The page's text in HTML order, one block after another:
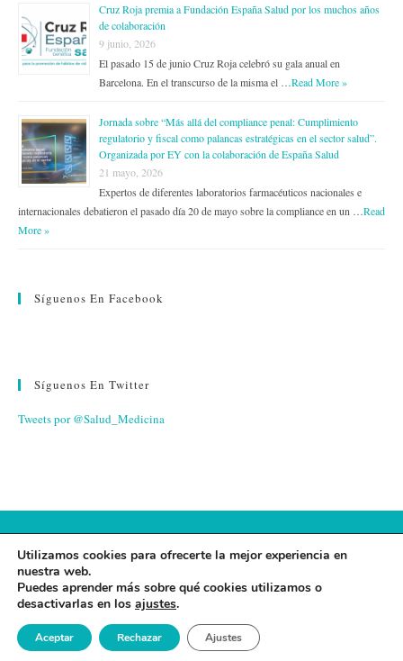
Cruz Roja premia a Fundación España Salud por los muchos años
de colaboración
9 junio, 2026
El pasado 15 de junio Cruz Roja celebró su gala anual en
Barcelona. En el transcurso de la misma el … Read More »
Jornada sobre “Más allá del compliance penal: Cumplimiento
regulatorio y fiscal como palancas estratégicas en el sector salud”.
Organizada por EY con la colaboración de España Salud
21 mayo, 2026
Expertos de diferentes laboratorios farmacéuticos nacionales e
internacionales debatieron el pasado día 20 de mayo sobre la compliance en un … Read
More »
Síguenos En Facebook
Síguenos En Twitter
Tweets por @Salud_Medicina
AVISO LEGAL·POLÍTICA DE PRIVACIDAD·POLÍTICA DE
Utilizamos cookies para ofrecerte la mejor experiencia en
nuestra web.
Puedes aprender más sobre qué cookies utilizamos o
desactivarlas en los ajustes.
Aceptar Rechazar Ajustes